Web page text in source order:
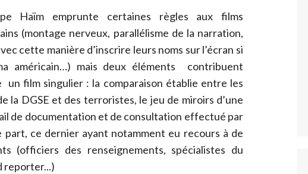
Haïm emprunte certaines règles aux films
(montage nerveux, parallélisme de la narration,
cette manière d’inscrire leurs noms sur l’écran si
américain…) mais deux éléments contribuent
un film singulier : la comparaison établie entre les
la DGSE et des terroristes, le jeu de miroirs d’une
de documentation et de consultation effectué par
part, ce dernier ayant notamment eu recours à de
(officiers des renseignements, spécialistes du
reporter...)